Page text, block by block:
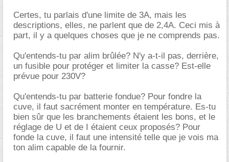
Certes, tu parlais d'une limite de 3A, mais les
descriptions, elles, ne parlent que de 2,4A. Ceci mis à
part, il y a quelques choses que je ne comprends pas.
Qu'entends-tu par alim brûlée? N'y a-t-il pas, derrière,
un fusible pour protéger et limiter la casse? Est-elle
prévue pour 230V?
Qu'entends-tu par batterie fondue? Pour fondre la
cuve, il faut sacrément monter en température. Es-tu
bien sûr que les branchements étaient les bons, et le
réglage de U et de I étaient ceux proposés? Pour
fonde la cuve, il faut une intensité telle que je vois ma
ton alim capable de la fournir.